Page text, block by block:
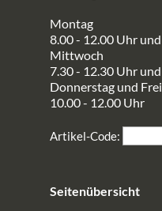
Montag
8.00 - 12.00 Uhr
Mittwoch
7.30 - 12.30 Uhr
Donnerstag und
10.00 - 12.00 Uhr
Artikel-Code:
Seitenübersicht